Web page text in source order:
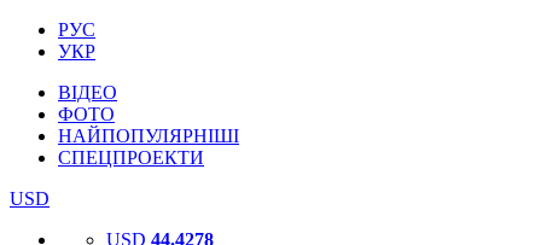
РУС
УКР
ВІДЕО
ФОТО
НАЙПОПУЛЯРНІШІ
СПЕЦПРОЕКТИ
USD
USD 44.4278